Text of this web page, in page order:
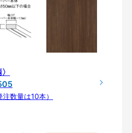
数量は10本）